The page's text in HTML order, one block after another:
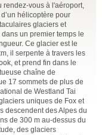
vous à l'aéroport,
hélicoptère pour
glaciers et
un premier temps le
Ce glacier est le
il serpente à travers les
et prend fin dans le
chaîne de
17 sommets de plus de
de Westland Tai
uniques de Fox et
descendent des Alpes du
de 300 m au-dessus du
des glaciers